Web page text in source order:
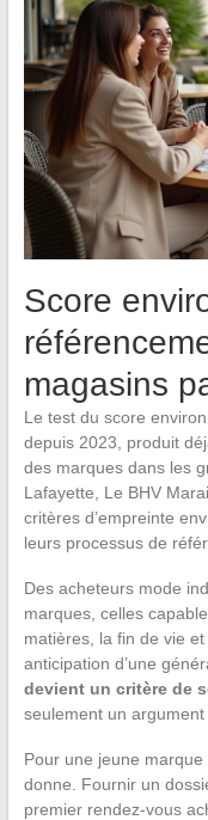
Score
magasins
Le test du score
depuis 2023, produit
des marques dans les
Lafayette, Le BHV
critères d’empreinte
leurs processus de
Des acheteurs mode
marques, celles
matières, la fin de vie
anticipation d’une
devient un critère de
seulement un argument
Pour une jeune
donne. Fournir un
premier rendez-vous